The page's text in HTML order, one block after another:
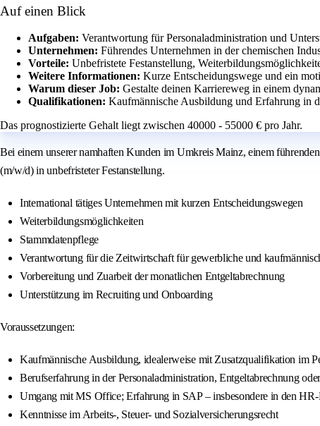
Auf einen Blick
Aufgaben: Verantwortung für Personaladministration und
Unternehmen: Führendes Unternehmen in der chemischen
Vorteile: Unbefristete Festanstellung,
Weitere Informationen: Kurze Entscheidungswege und ein
Warum dieser Job: Gestalte deinen Karriereweg in einem
Qualifikationen: Kaufmännische Ausbildung und Erfahrung in
Das prognostizierte Gehalt liegt zwischen 40000 - 55000 € pro Jahr.
Bei einem unserer namhaften Kunden im Umkreis Mainz, einem
(m/w/d) in unbefristeter Festanstellung.
International tätiges Unternehmen mit kurzen Entscheidungswegen
Weiterbildungsmöglichkeiten
Stammdatenpflege
Verantwortung für die Zeitwirtschaft für gewerbliche und
Vorbereitung und Zuarbeit der monatlichen Entgeltabrechnung
Unterstützung im Recruiting und Onboarding
Voraussetzungen:
Kaufmännische Ausbildung, idealerweise mit Zusatzqualifikation im
Berufserfahrung in der Personaladministration, Entgeltabrechnung
Umgang mit MS Office; Erfahrung in SAP – insbesondere in den
Kenntnisse im Arbeits-, Steuer- und Sozialversicherungsrecht